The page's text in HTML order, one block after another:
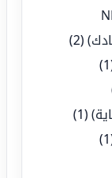
(2)
(1)